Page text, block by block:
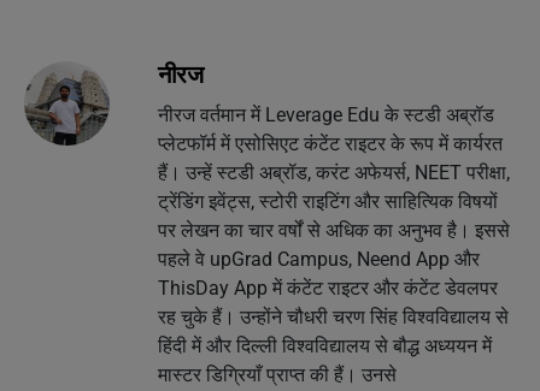
नीरज
नीरज वर्तमान में Leverage Edu के स्टडी अब्रॉड
प्लेटफॉर्म में एसोसिएट कंटेंट राइटर के रूप में कार्यरत
हैं। उन्हें स्टडी अब्रॉड, करंट अफेयर्स, NEET परीक्षा,
ट्रेंडिंग इवेंट्स, स्टोरी राइटिंग और साहित्यिक विषयों
पर लेखन का चार वर्षों से अधिक का अनुभव है। इससे
पहले वे upGrad Campus, Neend App और
ThisDay App में कंटेंट राइटर और कंटेंट डेवलपर
रह चुके हैं। उन्होंने चौधरी चरण सिंह विश्वविद्यालय से
हिंदी में और दिल्ली विश्वविद्यालय से बौद्ध अध्ययन में
मास्टर डिग्रियाँ प्राप्त की हैं। उनसे